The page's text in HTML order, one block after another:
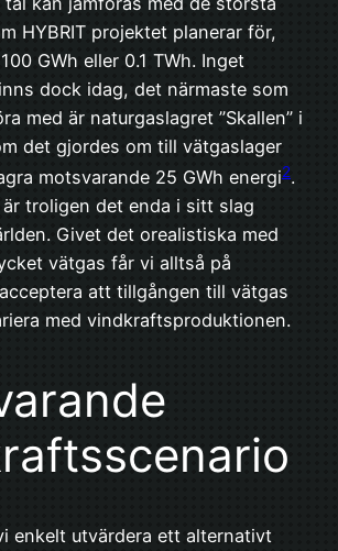
HYBRIT projektet planerar för,
GWh eller 0.1 TWh. Inget
dock idag, det närmaste som
med är naturgaslagret ”Skallen” i
det gjordes om till vätgaslager
motsvarande 25 GWh energi2.
troligen det enda i sitt slag
Givet det orealistiska med
vätgas får vi alltså på
att tillgången till vätgas
med vindkraftsproduktionen.
enkelt utvärdera ett alternativt